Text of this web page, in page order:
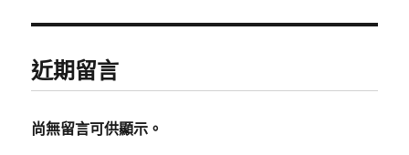
近期留言
尚無留言可供顯示。